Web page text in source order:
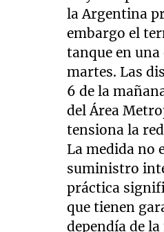
la Argentina
embargo el
tanque en
martes. Las
6 de la
del Área
tensiona la
La medida no
suministro
práctica
que tienen
dependía de